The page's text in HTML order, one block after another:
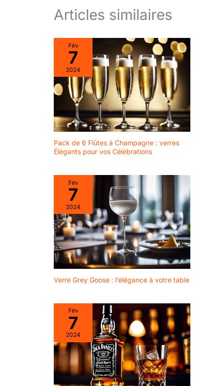
Articles similaires
Fév
7
2024
Pack de 6 Flûtes à Champagne : verres
Élégants pour vos Célébrations
Fév
7
2024
Verre Grey Goose : l’élégance à votre table
Fév
7
2024